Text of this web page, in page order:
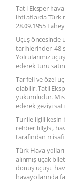
Tatil Eksper
ihtilaflarda Türk
28.09.1955
Uçuş öncesinde
tarihlerinden 48
Yolcularımız
ederek turu satın
Tarifeli ve özel
olabilir. Tatil
yükümlüdür.
ederek geziyi
Tur ile ilgili kesin
rehber bilgisi,
tarafından
Türk Hava
alınmış uçak
dönüş uçuşu
havayollarında